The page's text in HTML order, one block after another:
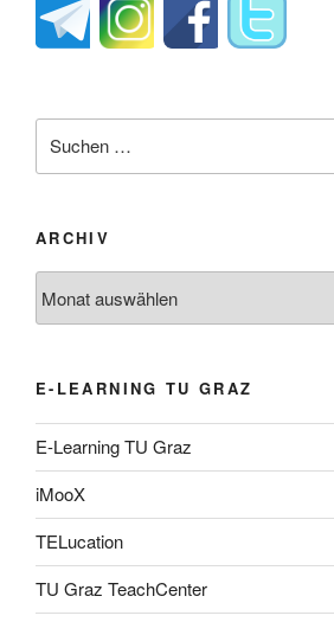
nach:
ARCHIV
E-LEARNING TU GRAZ
E-Learning TU Graz
iMooX
TELucation
TU Graz TeachCenter